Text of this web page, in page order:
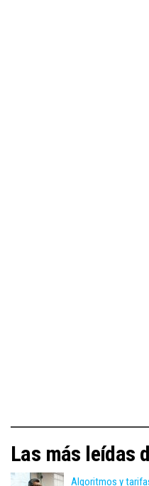
Las más leídas
Algoritmos y